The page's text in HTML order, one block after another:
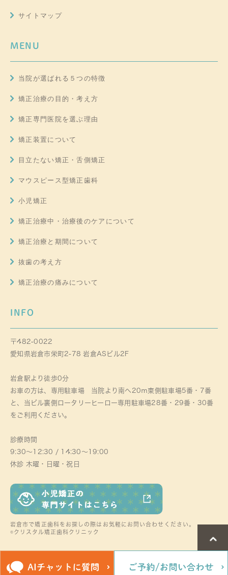
サイトマップ
MENU
当院が選ばれる５つの特徴
矯正治療の目的・考え方
矯正専門医院を選ぶ理由
矯正装置について
目立たない矯正・舌側矯正
マウスピース型矯正歯科
小児矯正
矯正治療中・治療後のケアについて
矯正治療と期間について
抜歯の考え方
矯正治療の痛みについて
INFO
〒482-0022
愛知県岩倉市栄町2-78 岩倉ASビル2F
岩倉駅より徒歩0分
お車の方は、専用駐車場 当院より南へ20ｍ東側駐車場5番・7番
と、当ビル裏側ロータリーヒーロー専用駐車場28番・29番・30番
をご利用ください。
診療時間
9:30～12:30 / 14:30～19:00
休診 木曜・日曜・祝日
岩倉市で矯正歯科をお探しの際はお気軽にお問い合わせください。
©クリスタル矯正歯科クリニック